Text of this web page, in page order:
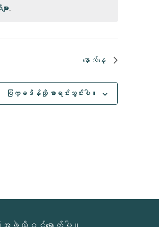
း.
နောက်နေ့
ပြက္ခဒိန်သို့ စာရင်းသွင်းပါ။